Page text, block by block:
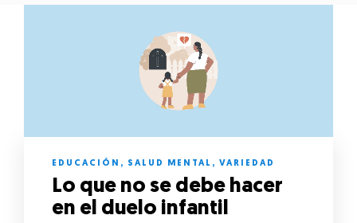
EDUCACIÓN , SALUD MENTAL , VARIEDAD
Lo que no se debe hacer
en el duelo infantil